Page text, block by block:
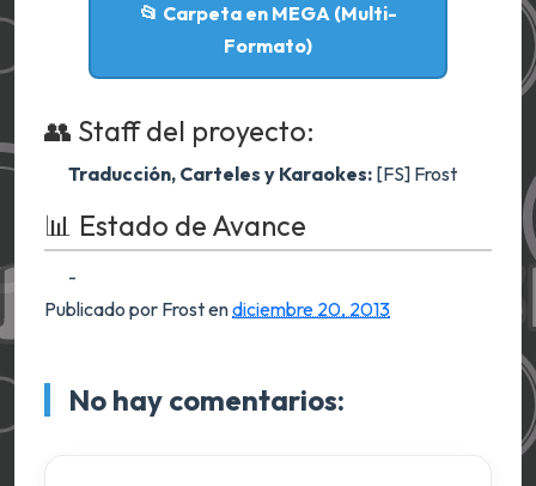
📂 Carpeta en MEGA (Multi-
Formato)
👥 Staff del proyecto:
Traducción, Carteles y Karaokes: [FS] Frost
📊 Estado de Avance
-
Publicado por Frostendiciembre 20, 2013
No hay comentarios: